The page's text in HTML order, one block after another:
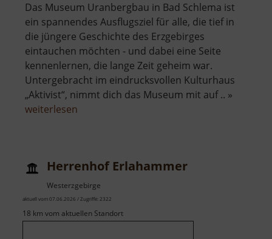
Das Museum Uranbergbau in Bad Schlema ist
ein spannendes Ausflugsziel für alle, die tief in
die jüngere Geschichte des Erzgebirges
eintauchen möchten - und dabei eine Seite
kennenlernen, die lange Zeit geheim war.
Untergebracht im eindrucksvollen Kulturhaus
„Aktivist“, nimmt dich das Museum mit auf .. »
weiterlesen
Herrenhof Erlahammer
Westerzgebirge
aktuell vom 07.06.2026 / Zugriffe: 2322
18 km vom aktuellen Standort